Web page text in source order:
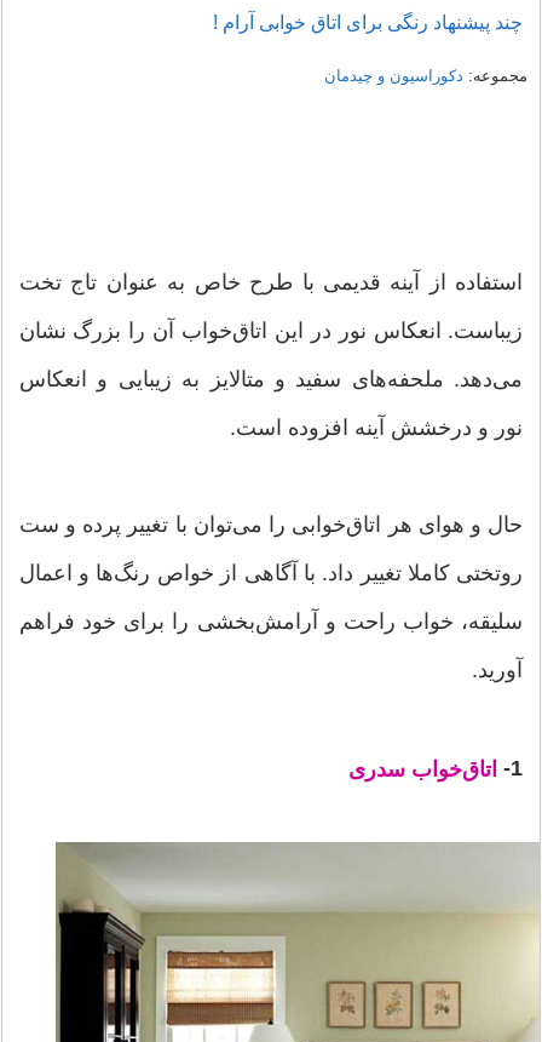
چند پیشنهاد رنگی برای اتاق خوابی آرام !
مجموعه: دکوراسیون و چیدمان
استفاده از آینه قدیمی با طرح خاص به عنوان تاج تخت
زیباست. انعکاس نور در این اتاق‌خواب آن را بزرگ نشان
می‌دهد. ملحفه‌های سفید و متالایز به زیبایی و انعکاس
نور و درخشش آینه افزوده است.
حال و هوای هر اتاق‌خوابی را می‌توان با تغییر پرده و ست
روتختی کاملا تغییر داد. با آگاهی از خواص رنگ‌ها و اعمال
سلیقه، خواب راحت و آرامش‌بخشی را برای خود فراهم
آورید.
1- اتاق‌خواب سدری